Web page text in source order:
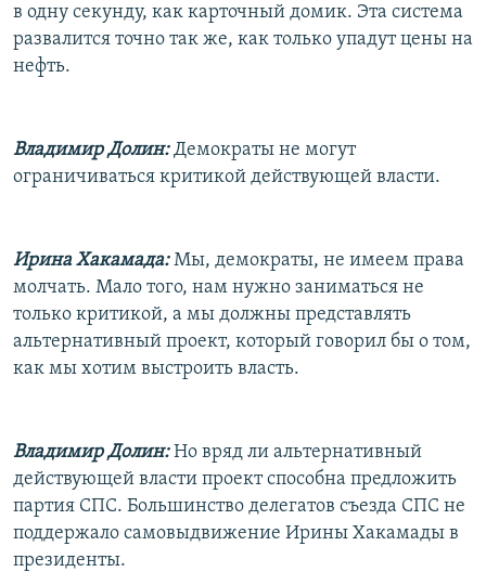
в одну секунду, как карточный домик. Эта система
развалится точно так же, как только упадут цены на
нефть.
Владимир Долин:Демократы не могут
ограничиваться критикой действующей власти.
Ирина Хакамада:Мы, демократы, не имеем права
молчать. Мало того, нам нужно заниматься не
только критикой, а мы должны представлять
альтернативный проект, который говорил бы о том,
как мы хотим выстроить власть.
Владимир Долин:Но вряд ли альтернативный
действующей власти проект способна предложить
партия СПС. Большинство делегатов съезда СПС не
поддержало самовыдвижение Ирины Хакамады в
президенты.